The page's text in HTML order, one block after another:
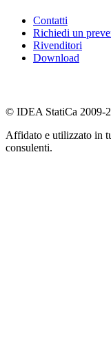
Contatti
Richiedi un
Rivenditori
Download
© IDEA StatiCa 2009-
Affidato e utilizzato in
consulenti.